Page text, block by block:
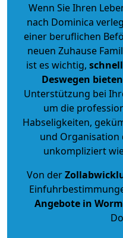
Wenn Sie Ihren
nach Dominica
einer beruflichen
neuen Zuhause
ist es wichtig,
Deswegen
Unterstützung bei
um die
Habseligkeiten,
und Organisation
unkompliziert
Von der
Angebote in